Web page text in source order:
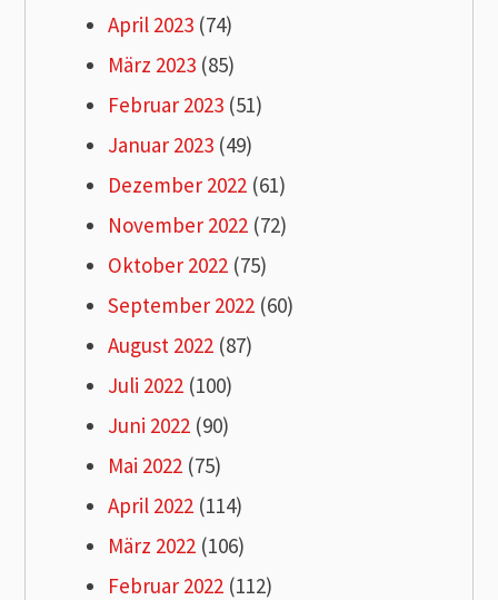
April 2023 (74)
März 2023 (85)
Februar 2023 (51)
Januar 2023 (49)
Dezember 2022 (61)
November 2022 (72)
Oktober 2022 (75)
September 2022 (60)
August 2022 (87)
Juli 2022 (100)
Juni 2022 (90)
Mai 2022 (75)
April 2022 (114)
März 2022 (106)
Februar 2022 (112)